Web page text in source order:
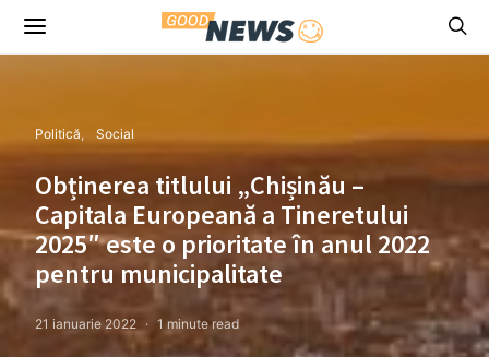
Politică Social
Obținerea titlului „Chișinău –
Capitala Europeană a Tineretului
2025″ este o prioritate în anul 2022
pentru municipalitate
21 ianuarie 2022 1 minute read